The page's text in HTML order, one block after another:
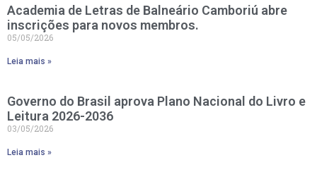
Academia de Letras de Balneário Camboriú abre
inscrições para novos membros.
05/05/2026
Leia mais »
Governo do Brasil aprova Plano Nacional do Livro e
Leitura 2026-2036
03/05/2026
Leia mais »